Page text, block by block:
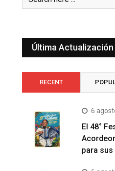
Última Actualización
RECENT
6
El 48°
para